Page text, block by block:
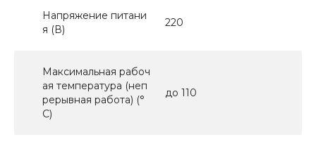
Напряжение питани
я (В)
220
Максимальная рабоч
ая температура (неп
рерывная работа) (°
C)
до 110